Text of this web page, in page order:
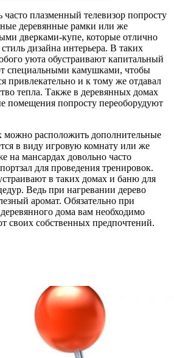
часто плазменный телевизор попросту
деревянные рамки или же
дверками-купе, которые отлично
дизайна интерьера. В таких
уюта обустраивают капитальный
специальными камушками, чтобы
привлекательно и к тому же отдавал
тепла. Также в деревянных домах
помещения попросту переоборудуют
можно расположить дополнительные
в виду игровую комнату или же
на мансардах довольно часто
для проведения тренировок.
в таких домах и баню для
Ведь при нагревании дерево
аромат. Обязательно при
дома вам необходимо
своих собственных предпочтений.